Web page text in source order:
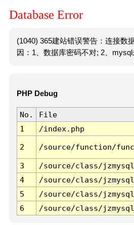
Database Error
(1040) 365建站错误警告：连接数
因：1、数据库密码不对; 2、mysql
PHP Debug
No. File
1
/index.php
2 /source/function/
3 /source/class/
4
/source/class/
5
/source/class/
6
/source/class/